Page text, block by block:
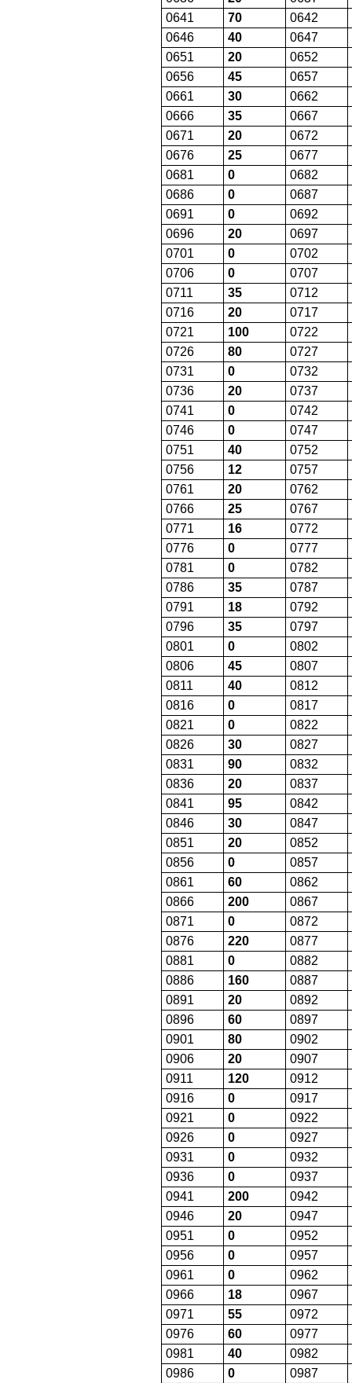
0641
70
0642
0646
40
0647
0651
20
0652
0656
45
0657
0661
30
0662
0666
35
0667
0671
20
0672
0676
25
0677
0681
0
0682
0686
0
0687
0691
0
0692
0696
20
0697
0701
0
0702
0706
0
0707
0711
35
0712
0716
20
0717
0721
100
0722
0726
80
0727
0731
0
0732
0736
20
0737
0741
0
0742
0746
0
0747
0751
40
0752
0756
12
0757
0761
20
0762
0766
25
0767
0771
16
0772
0776
0
0777
0781
0
0782
0786
35
0787
0791
18
0792
0796
35
0797
0801
0
0802
0806
45
0807
0811
40
0812
0816
0
0817
0821
0
0822
0826
30
0827
0831
90
0832
0836
20
0837
0841
95
0842
0846
30
0847
0851
20
0852
0856
0
0857
0861
60
0862
0866
200
0867
0871
0
0872
0876
220
0877
0881
0
0882
0886
160
0887
0891
20
0892
0896
60
0897
0901
80
0902
0906
20
0907
0911
120
0912
0916
0
0917
0921
0
0922
0926
0
0927
0931
0
0932
0936
0
0937
0941
200
0942
0946
20
0947
0951
0
0952
0956
0
0957
0961
0
0962
0966
18
0967
0971
55
0972
0976
60
0977
0981
40
0982
0986
0
0987